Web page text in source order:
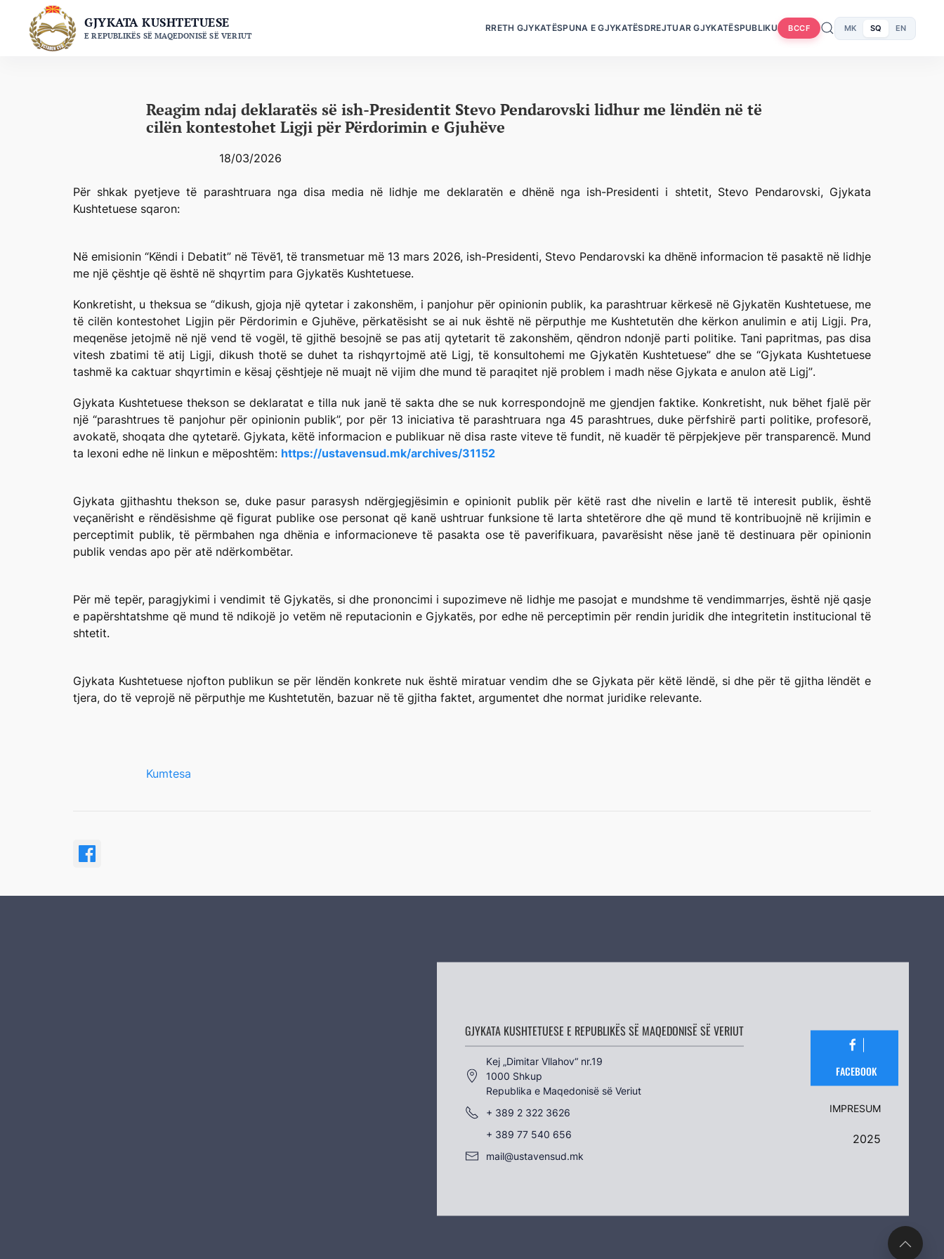
content
GJYKATA KUSHTETUESE
E REPUBLIKËS SË MAQEDONISË SË VERIUT
RRETH GJYKATËSPUNA E GJYKATËSDREJTUAR GJYKATËSPUBLIKU BCCF MK SQ EN
Reagim ndaj deklaratës së ish-Presidentit Stevo Pendarovski lidhur me lëndën në të
cilën kontestohet Ligji për Përdorimin e Gjuhëve
18/03/2026
Për shkak pyetjeve të parashtruara nga disa media në lidhje me deklaratën e dhënë nga ish-Presidenti i shtetit, Stevo Pendarovski, Gjykata
Kushtetuese sqaron:
Në emisionin “Këndi i Debatit” në Tëvë1, të transmetuar më 13 mars 2026, ish-Presidenti, Stevo Pendarovski ka dhënë informacion të pasaktë në lidhje
me një çështje që është në shqyrtim para Gjykatës Kushtetuese.
Konkretisht, u theksua se “dikush, gjoja një qytetar i zakonshëm, i panjohur për opinionin publik, ka parashtruar kërkesë në Gjykatën Kushtetuese, me
të cilën kontestohet Ligjin për Përdorimin e Gjuhëve, përkatësisht se ai nuk është në përputhje me Kushtetutën dhe kërkon anulimin e atij Ligji. Pra,
meqenëse jetojmë në një vend të vogël, të gjithë besojnë se pas atij qytetarit të zakonshëm, qëndron ndonjë parti politike. Tani papritmas, pas disa
vitesh zbatimi të atij Ligji, dikush thotë se duhet ta rishqyrtojmë atë Ligj, të konsultohemi me Gjykatën Kushtetuese”dhe se“Gjykata Kushtetuese
tashmë ka caktuar shqyrtimin e kësaj çështjeje në muajt në vijim dhe mund të paraqitet një problem i madh nëse Gjykata e anulon atë Ligj”.
Gjykata Kushtetuese thekson se deklaratat e tilla nuk janë të sakta dhe se nuk korrespondojnë me gjendjen faktike. Konkretisht, nuk bëhet fjalë për
një “parashtrues të panjohur për opinionin publik”, por për 13 iniciativa të parashtruara nga 45 parashtrues, duke përfshirë parti politike, profesorë,
avokatë, shoqata dhe qytetarë. Gjykata, këtë informacion e publikuar në disa raste viteve të fundit, në kuadër të përpjekjeve për transparencë. Mund
ta lexoni edhe në linkun e mëposhtëm: https://ustavensud.mk/archives/31152
Gjykata gjithashtu thekson se, duke pasur parasysh ndërgjegjësimin e opinionit publik për këtë rast dhe nivelin e lartë të interesit publik, është
veçanërisht e rëndësishme që figurat publike ose personat që kanë ushtruar funksione të larta shtetërore dhe që mund të kontribuojnë në krijimin e
perceptimit publik, të përmbahen nga dhënia e informacioneve të pasakta ose të paverifikuara, pavarësisht nëse janë të destinuara për opinionin
publik vendas apo për atë ndërkombëtar.
Për më tepër, paragjykimi i vendimit të Gjykatës, si dhe prononcimi i supozimeve në lidhje me pasojat e mundshme të vendimmarrjes, është një qasje
e papërshtatshme që mund të ndikojë jo vetëm në reputacionin e Gjykatës, por edhe në perceptimin për rendin juridik dhe integritetin institucional të
shtetit.
Gjykata Kushtetuese njofton publikun se për lëndën konkrete nuk është miratuar vendim dhe se Gjykata për këtë lëndë, si dhe për të gjitha lëndët e
tjera, do të veprojë në përputhje me Kushtetutën, bazuar në të gjitha faktet, argumentet dhe normat juridike relevante.
Kumtesa
GJYKATA KUSHTETUESE E REPUBLIKËS SË MAQEDONISË SË VERIUT
Kеј „Dimitar Vllahov“ nr.19
1000 Shkup
Republika e Maqedonisë së Veriut
+ 389 2 322 3626
+ 389 77 540 656
mail@ustavensud.mk
FACEBOOK
IMPRESUM
2025